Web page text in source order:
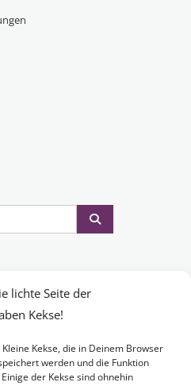
lichte Seite der
Kekse!
Kekse, die in Deinem Browser
werden und die Funktion
der Kekse sind ohnehin
Warenkorb.